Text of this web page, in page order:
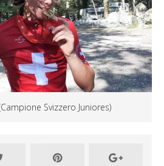
Svizzero Juniores)